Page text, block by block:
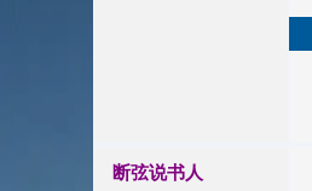
断弦说书人